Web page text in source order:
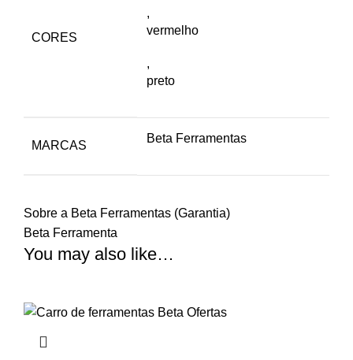
CORES
,
vermelho
,
preto
MARCAS
Beta Ferramentas
Sobre a Beta Ferramentas (Garantia)
Beta Ferramenta
You may also like…